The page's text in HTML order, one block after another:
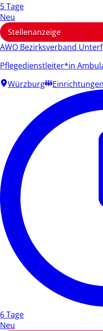
5 Tage
Neu
Stellenanzeige
AWO Bezirksverband
Pflegedienstleiter*in
Würzburg
6 Tage
Neu